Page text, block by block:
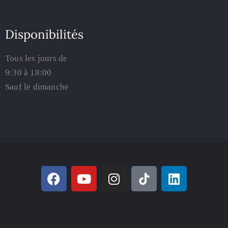
Disponibilités
Tous les jours de
9:30 à 18:00
Sauf le dimanche